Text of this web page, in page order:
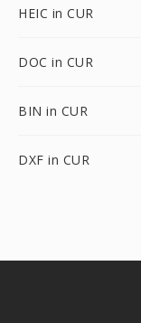
HEIC in CUR
DOC in CUR
BIN in CUR
DXF in CUR